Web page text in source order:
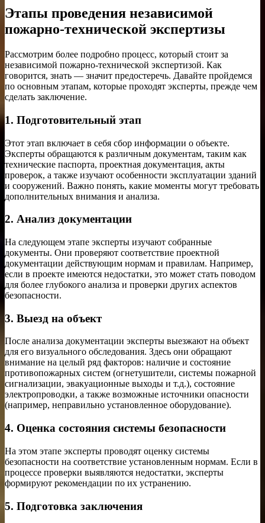
Этапы проведения независимой
пожарно-технической экспертизы
Рассмотрим более подробно процесс, который стоит за
независимой пожарно-технической экспертизой. Как
говорится, знать — значит предостеречь. Давайте пройдемся
по основным этапам, которые проходят эксперты, прежде чем
сделать заключение.
1. Подготовительный этап
Этот этап включает в себя сбор информации о объекте.
Эксперты обращаются к различным документам, таким как
технические паспорта, проектная документация, акты
проверок, а также изучают особенности эксплуатации зданий
и сооружений. Важно понять, какие моменты могут требовать
дополнительных внимания и анализа.
2. Анализ документации
На следующем этапе эксперты изучают собранные
документы. Они проверяют соответствие проектной
документации действующим нормам и правилам. Например,
если в проекте имеются недостатки, это может стать поводом
для более глубокого анализа и проверки других аспектов
безопасности.
3. Выезд на объект
После анализа документации эксперты выезжают на объект
для его визуального обследования. Здесь они обращают
внимание на целый ряд факторов: наличие и состояние
противопожарных систем (огнетушители, системы пожарной
сигнализации, эвакуационные выходы и т.д.), состояние
электропроводки, а также возможные источники опасности
(например, неправильно установленное оборудование).
4. Оценка состояния системы безопасности
На этом этапе эксперты проводят оценку системы
безопасности на соответствие установленным нормам. Если в
процессе проверки выявляются недостатки, эксперты
формируют рекомендации по их устранению.
5. Подготовка заключения